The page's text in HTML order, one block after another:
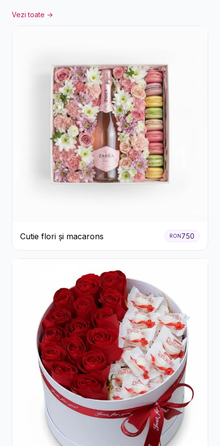
Vezi toate →
Cutie flori și macarons RON 750